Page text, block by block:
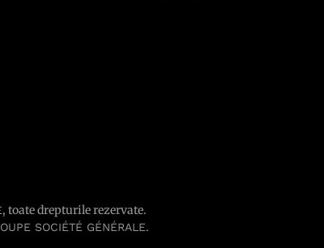
, toate drepturile rezervate.
SOCIÉTÉ GÉNÉRALE.